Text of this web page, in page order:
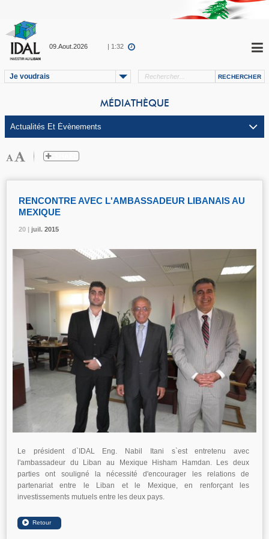
09.Aout.2026 | 1:32
Je voudrais
MÉDIATHÈQUE
20 | juil. 2015
RENCONTRE AVEC L'AMBASSADEUR LIBANAIS AU
MEXIQUE
20 | juil. 2015
20 | juil. 2015
Le président d`IDAL Eng. Nabil Itani s`est entretenu avec
l'ambassadeur du Liban au Mexique Hisham Hamdan. Les deux
parties ont souligné la nécessité d'encourager les relations de
partenariat entre le Liban et le Mexique, en renforçant les
investissements mutuels entre les deux pays.